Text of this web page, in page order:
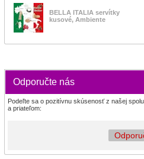
BELLA ITALIA servítky
kusové, Ambiente
Odporučte nás
Podeľte sa o pozitívnu skúsenosť z našej
a priateľom: